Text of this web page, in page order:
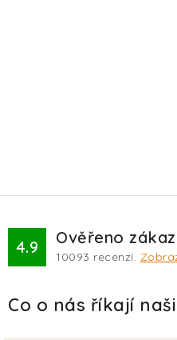
4.9 Ověřeno
10093 recenzí.